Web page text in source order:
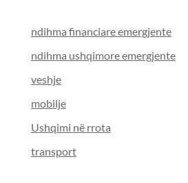
ndihma financiare emergjente
ndihma ushqimore emergjente
veshje
mobilje
Ushqimi në rrota
transport